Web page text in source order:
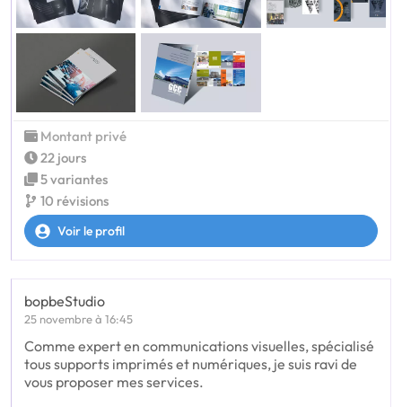
Montant privé
22 jours
5 variantes
10 révisions
Voir le profil
bopbeStudio
25 novembre à 16:45
Comme expert en communications visuelles, spécialisé
tous supports imprimés et numériques, je suis ravi de
vous proposer mes services.